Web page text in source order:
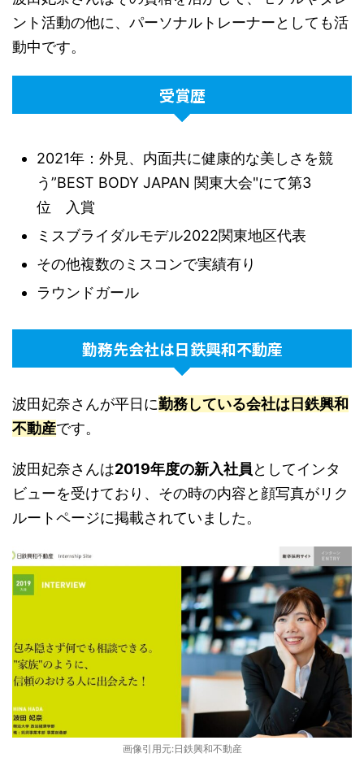
ント活動の他に、パーソナルトレーナーとしても活
動中です。
受賞歴
2021年：外見、内面共に健康的な美しさを競
う”BEST BODY JAPAN 関東大会"にて第3
位 入賞
ミスブライダルモデル2022関東地区代表
その他複数のミスコンで実績有り
ラウンドガール
勤務先会社は日鉄興和不動産
波田妃奈さんが平日に勤務している会社は日鉄興和
不動産です。
波田妃奈さんは2019年度の新入社員としてインタ
ビューを受けており、その時の内容と顔写真がリク
ルートページに掲載されていました。
画像引用元:日鉄興和不動産